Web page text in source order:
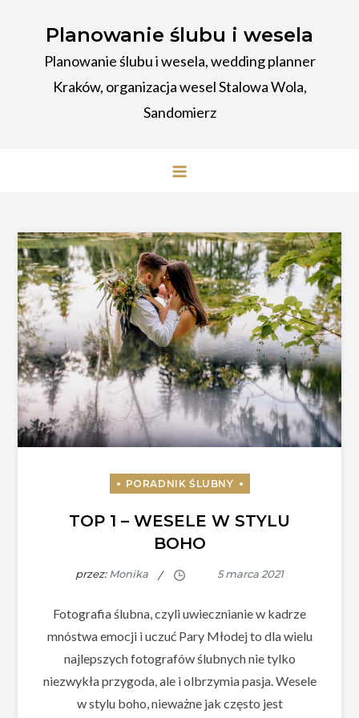
Planowanie ślubu i wesela
Planowanie ślubu i wesela, wedding planner
Kraków, organizacja wesel Stalowa Wola,
Sandomierz
TOP 1 – WESELE W STYLU
BOHO
przez:Monika
Fotografia ślubna, czyli uwiecznianie w kadrze
mnóstwa emocji i uczuć Pary Młodej to dla wielu
najlepszych fotografów ślubnych nie tylko
niezwykła przygoda, ale i olbrzymia pasja. Wesele
w stylu boho, nieważne jak często jest